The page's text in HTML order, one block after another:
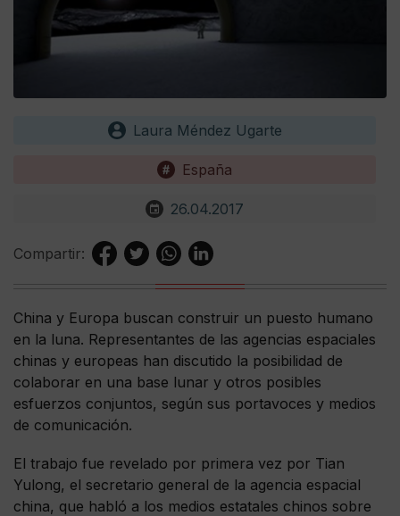
Laura Méndez Ugarte
España
26.04.2017
Compartir:
China y Europa buscan construir un puesto humano
en la luna. Representantes de las agencias espaciales
chinas y europeas han discutido la posibilidad de
colaborar en una base lunar y otros posibles
esfuerzos conjuntos, según sus portavoces y medios
de comunicación.
El trabajo fue revelado por primera vez por Tian
Yulong, el secretario general de la agencia espacial
china, que habló a los medios estatales chinos sobre